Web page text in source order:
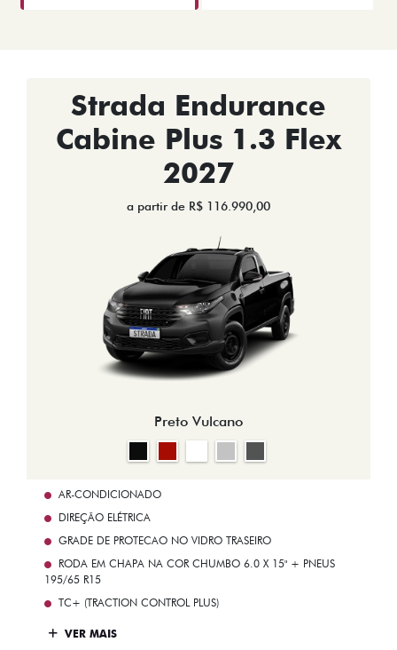
Strada Endurance
Cabine Plus 1.3 Flex
2027
a partir de R$ 116.990,00
Preto Vulcano
AR-CONDICIONADO
DIREÇÃO ELÉTRICA
GRADE DE PROTECAO NO VIDRO TRASEIRO
RODA EM CHAPA NA COR CHUMBO 6.0 X 15" + PNEUS
195/65 R15
TC+ (TRACTION CONTROL PLUS)
VER MAIS